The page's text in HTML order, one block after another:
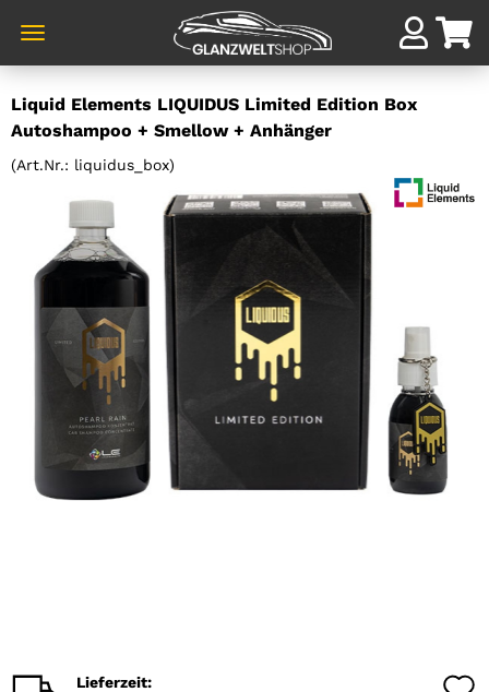
zum
Hauptinhalt
Liquid Elements LIQUIDUS Limited Edition Box
Autoshampoo + Smellow + Anhänger
(Art.Nr.: liquidus_box)
Lieferzeit: